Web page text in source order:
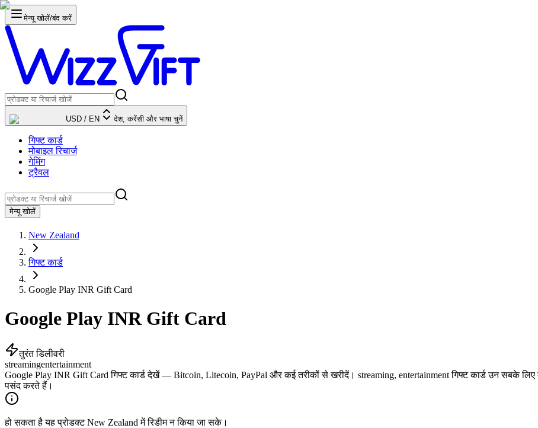
मेन्यू खोलें/बंद करें
USD / EN देश, करेंसी और भाषा चुनें
गिफ्ट कार्ड
मोबाइल रिचार्ज
गेमिंग
ट्रैवल
मेन्यू खोलें
New Zealand
गिफ्ट कार्ड
Google Play INR Gift Card
Google Play INR Gift Card
तुरंत डिलीवरी
streamingentertainment
Google Play INR Gift Card गिफ्ट कार्ड देखें — Bitcoin, Litecoin, PayPal और कई तरीकों से खरीदें। streaming, entertainment गिफ्ट कार्ड उन सबके लिए
पसंद करते हैं।
हो सकता है यह प्रोडक्ट New Zealand में रिडीम न किया जा सके।